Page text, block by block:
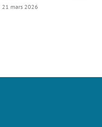
21 mars 2026